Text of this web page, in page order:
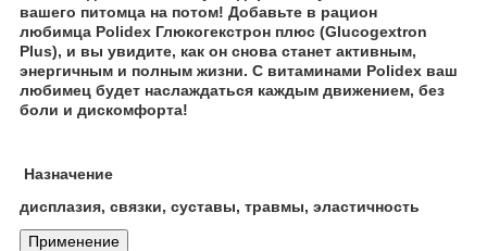
вашего питомца на потом! Добавьте в рацион
любимца Polidex Глюкогекстрон плюс (Glucogextron
Plus), и вы увидите, как он снова станет активным,
энергичным и полным жизни. С витаминами Polidex ваш
любимец будет наслаждаться каждым движением, без
боли и дискомфорта!
Назначение
дисплазия, связки, суставы, травмы, эластичность
Применение